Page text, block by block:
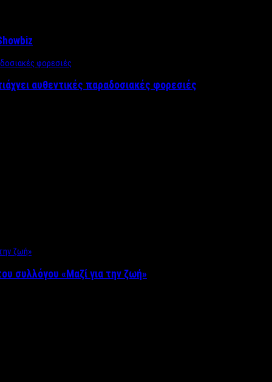
αυθεντικές παραδοσιακές φορεσιές
συλλόγου «Μαζί για την ζωή»